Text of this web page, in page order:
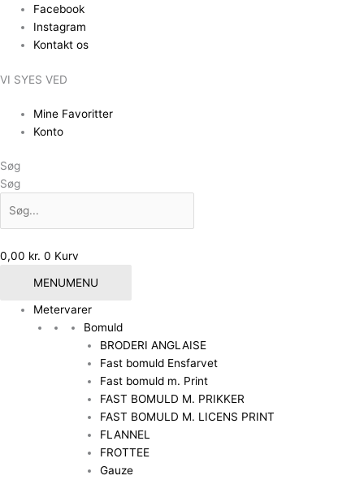
indholdet
Facebook
Instagram
Kontakt os
VI SYES VED
Mine Favoritter
Konto
Søg
Søg
0,00 kr. 0 Kurv
MENUMENU
Metervarer
Bomuld
BRODERI ANGLAISE
Fast bomuld Ensfarvet
Fast bomuld m. Print
FAST BOMULD M. PRIKKER
FAST BOMULD M. LICENS PRINT
FLANNEL
FROTTEE
Gauze